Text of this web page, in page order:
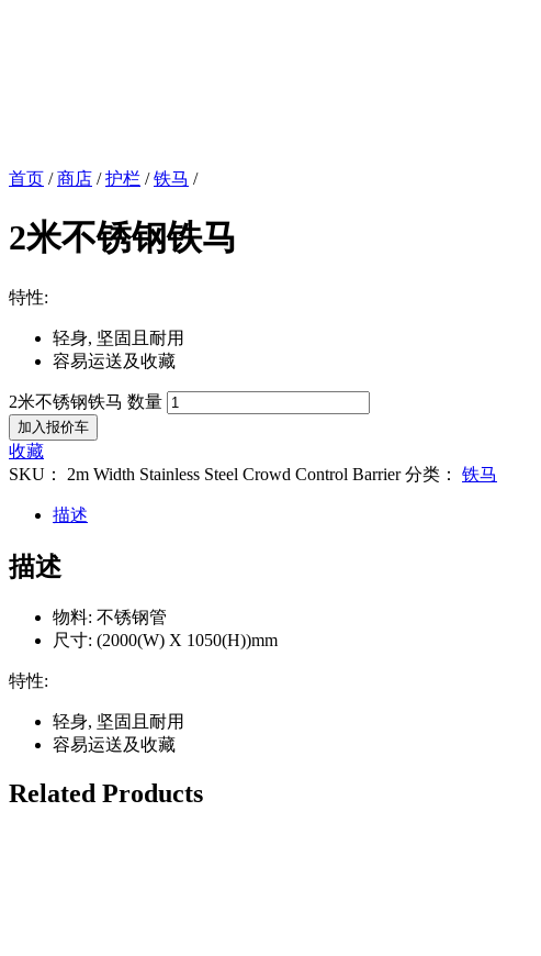
首页 /商店 /护栏 /铁马 /
2米不锈钢铁马
特性:
轻身, 坚固且耐用
容易运送及收藏
2米不锈钢铁马 数量
加入报价车
收藏
SKU： 2m Width Stainless Steel Crowd Control Barrier 分类： 铁马
描述
描述
物料: 不锈钢管
尺寸: (2000(W) X 1050(H))mm
特性:
轻身, 坚固且耐用
容易运送及收藏
Related Products